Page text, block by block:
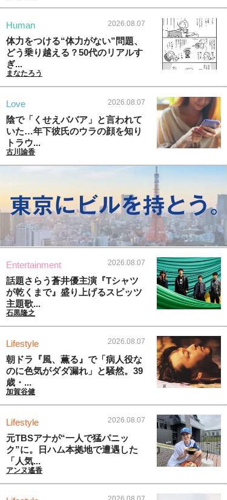
Human 2026.08.07
体力をつける“体力がない”問題、
どう乗り越える？50代のリアルす
ぎ...
まなたろう
Love 2026.08.07
陰で「くせえババア」と言われて
いた…年下彼氏のウラの顔を知り
トラウ...
古川諭香
Entertainment 2026.08.07
話題さらう蒼井優主演『Tシャツ
が乾くまで』盛り上げるスピッツ
主題歌...
石黒隆之
Lifestyle 2026.08.07
朝ドラ『風、薫る』で「病人役な
のに色気がダダ漏れ」と騒然。39
歳・...
加賀谷健
Lifestyle 2026.08.07
元TBSアナが“一人で猛パニッ
ク”に。日ハム本拠地で遭遇した
「人気...
アンヌ遙香